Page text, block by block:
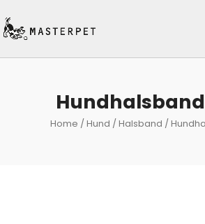
Hundhalsband
Home /Hund /Halsband /